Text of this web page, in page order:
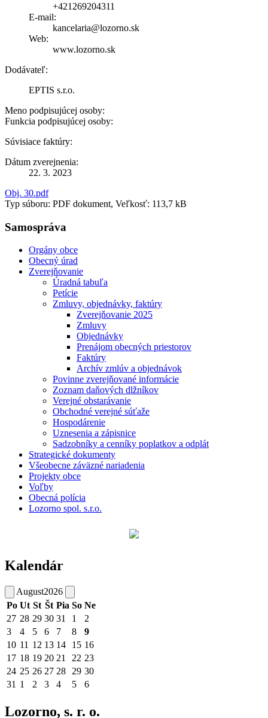
+421269204311
E-mail:
kancelaria@lozorno.sk
Web:
www.lozorno.sk
Dodávateľ:
EPTIS s.r.o.
Meno podpisujúcej osoby:
Funkcia podpisujúcej osoby:
Súvisiace faktúry:
Dátum zverejnenia:
22. 3. 2023
Obj. 30.pdf
Typ súboru: PDF dokument, Veľkosť: 113,7 kB
Samospráva
Orgány obce
Obecný úrad
Zverejňovanie
Úradná tabuľa
Petície
Zmluvy, objednávky, faktúry
Zverejňovanie 2025
Zmluvy
Objednávky
Prenájom obecných priestorov
Faktúry
Archív zmlúv a objednávok
Povinne zverejňované informácie
Zoznam daňových dlžníkov
Verejné obstarávanie
Obchodné verejné súťaže
Hospodárenie
Uznesenia a zápisnice
Sadzobníky a cenníky poplatkov a odplát
Strategické dokumenty
Všeobecne záväzné nariadenia
Projekty obce
Voľby
Obecná polícia
Lozorno spol. s.r.o.
Kalendár
August2026
Po Ut St Št Pia So Ne
27 28 29 30 31 1
2
3
4 5 6 7 8
9
10 11 12 13 14 15 16
17 18 19 20 21 22 23
24 25 26 27 28 29 30
31 1 2 3 4 5 6
Lozorno, s. r. o.